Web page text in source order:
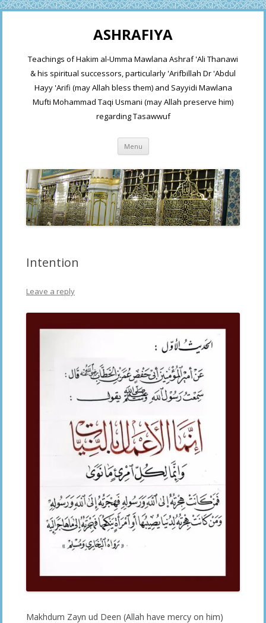
ASHRAFIYA
Teachings of Hakim al-Umma Mawlana Ashraf 'Ali Thanawi
& his spiritual successors, particularly 'Arifbillah Dr 'Abdul
Hayy 'Arifi (may Allah bless them) and Sayyidi Mawlana
Mufti Mohammad Taqi Usmani (may Allah preserve him)
regarding Tasawwuf
Menu Skip
content
Intention
Leave a reply
Makhdum Zayn ud Deen (Allah have mercy on him)